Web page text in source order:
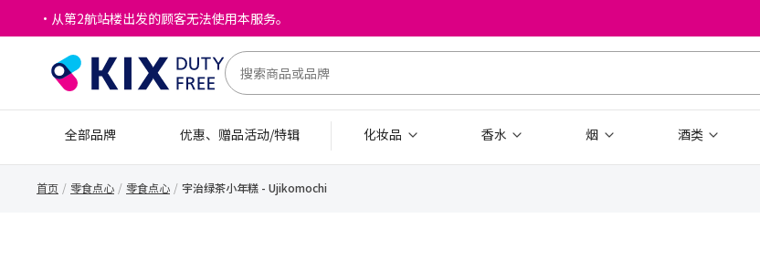
・从第2航站楼出发的顾客无法使用本服务。
全部品牌 优惠、赠品活动/特辑 化妆品 香水 烟 酒类
首页 零食点心 零食点心 宇治绿茶小年糕 - Ujikomochi